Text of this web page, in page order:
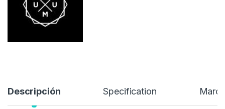
cuando no quieres llevar una sudadera con capucha.
35,99€ 49,95